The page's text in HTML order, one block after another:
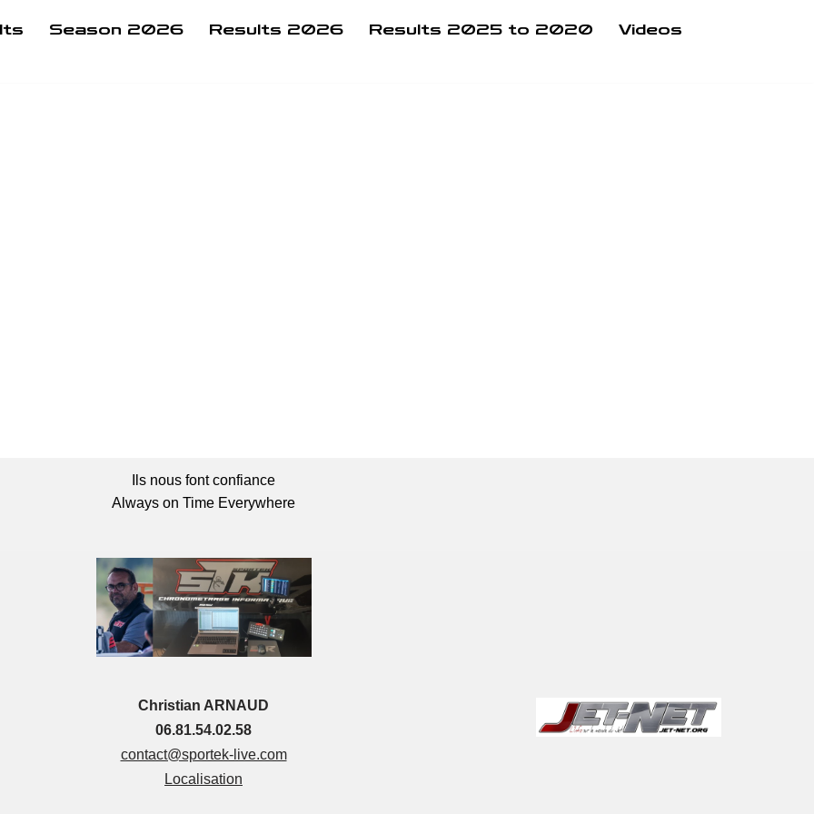
Season 2026 Results 2026 Results 2025 to 2020
Videos
Ils nous font confiance
Always on Time Everywhere
Christian ARNAUD
06.81.54.02.58
contact@sportek-live.com
Localisation